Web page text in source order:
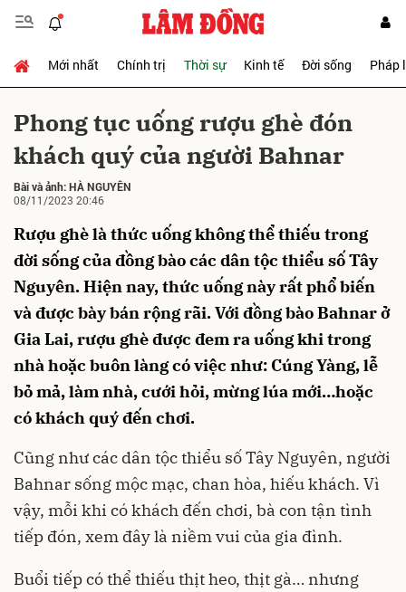
Mới nhất Chính trị Thời sự Kinh tế Đời sống Pháp
Phong tục uống rượu ghè đón
khách quý của người Bahnar
Bài và ảnh:HÀ NGUYÊN
08/11/2023 20:46
Rượu ghè là thức uống không thể thiếu trong
đời sống của đồng bào các dân tộc thiểu số Tây
Nguyên. Hiện nay, thức uống này rất phổ biến
và được bày bán rộng rãi. Với đồng bào Bahnar ở
Gia Lai, rượu ghè được đem ra uống khi trong
nhà hoặc buôn làng có việc như: Cúng Yàng, lễ
bỏ mả, làm nhà, cưới hỏi, mừng lúa mới…hoặc
có khách quý đến chơi.
Cũng như các dân tộc thiểu số Tây Nguyên, người
Bahnar sống mộc mạc, chan hòa, hiếu khách. Vì
vậy, mỗi khi có khách đến chơi, bà con tận tình
tiếp đón, xem đây là niềm vui của gia đình.
Buổi tiếp có thể thiếu thịt heo, thịt gà… nhưng
Gửi bình luận
Hủy Gửi